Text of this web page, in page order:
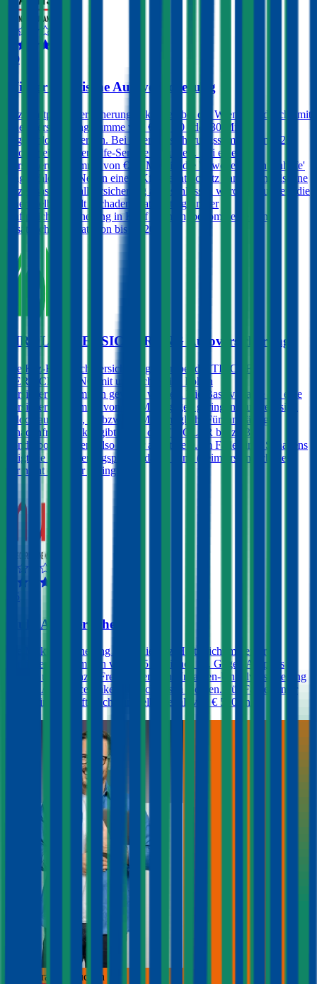
3,9
Wiener Städtische Autoversicherung
Kfz-Haftpflichtversicherungen können bei der Wiener Städtische mit
einer Versicherungssumme von € 10, 20 oder 30 Mio.
abgeschlossen werden. Bei einer Versicherungssumme von € 20
Mio. ist ein Pannenhilfe-Service inkludiert. Bei einer
Versicherungssumme von € 30 Mio. ist die 'Erweiterte Pannenhilfe'
eingeschlossen. Neben einem Kfz-Rechtsschutz kann ebenfalls eine
Kfz-Insassenunfallversicherung abgeschlossen werden. Kunden, die
einen Selbstbehalt (Schadenersatzbeitrag) in der
Haftpflichtversicherung in Kauf nehmen, bekommen einen
zusätzlichen Rabatt von bis zu 20%.
TIROLER VERSICHERUNG Autoversicherung
Die Kfz-Haftpflichtversicherung kann bei der TIROLER
VERSICHERUNG mit unterschiedlich hohen
Versicherungssummen gewählt werden. Die Basisvariante hat eine
Versicherungssumme von € 8 Mio., gegen geringen Aufpreis sind
jedoch auch € 10, 15 bzw. 20 Mio. möglich. Für langjährig
schadenfreie Lenker gibt es bei der TIROLER bis zu 3
Sonderbonusstufen, also besser als Stufe 0. Im Falle eines Schadens
steigt die Versicherungsprämie damit dann (beim ersten Schaden)
gar nicht oder nur geringfügig.
4,5
Muki Autoversicherung
Die Muki Versicherung bietet die Kfz-Haftpflicht mit einer
Versicherungssummen von € 35 Millionen an. Gegen Aufpreis
können unbegrenzte Freischäden, eine Insassen-Unfallversicherung
und ein Assistance-Paket abgeschlossen werden. Für Fahrer unter
23 fällt in der Haftpflicht ein Selbstbehalt von € 500 an.
Jetzt Beratung buchen